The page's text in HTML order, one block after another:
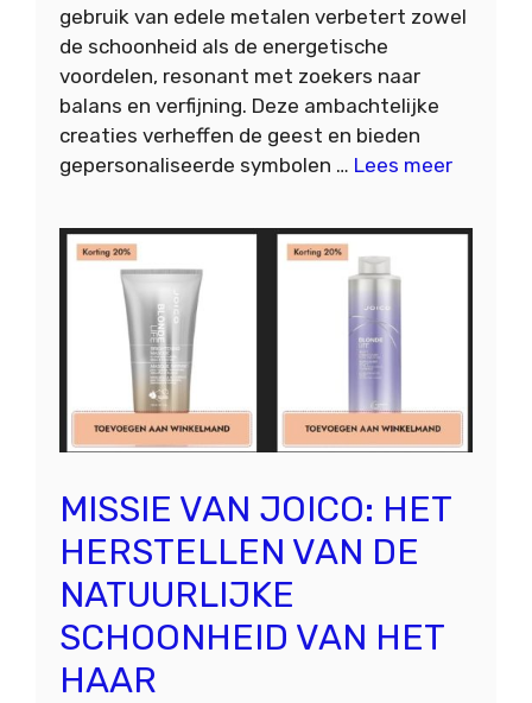
gebruik van edele metalen verbetert zowel
de schoonheid als de energetische
voordelen, resonant met zoekers naar
balans en verfijning. Deze ambachtelijke
creaties verheffen de geest en bieden
gepersonaliseerde symbolen … Lees meer
MISSIE VAN JOICO: HET
HERSTELLEN VAN DE
NATUURLIJKE
SCHOONHEID VAN HET
HAAR